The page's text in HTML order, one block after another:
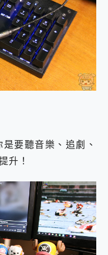
要聽音樂、追劇、
升！